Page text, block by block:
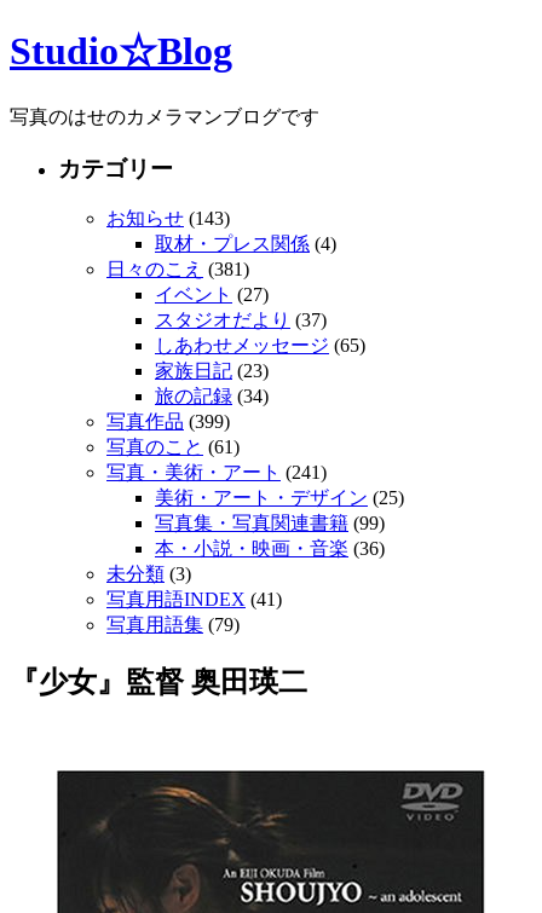
Studio☆Blog
写真のはせのカメラマンブログです
カテゴリー
お知らせ (143)
取材・プレス関係 (4)
日々のこえ (381)
イベント (27)
スタジオだより (37)
しあわせメッセージ (65)
家族日記 (23)
旅の記録 (34)
写真作品 (399)
写真のこと (61)
写真・美術・アート (241)
美術・アート・デザイン (25)
写真集・写真関連書籍 (99)
本・小説・映画・音楽 (36)
未分類 (3)
写真用語INDEX (41)
写真用語集 (79)
『少女』監督 奥田瑛二